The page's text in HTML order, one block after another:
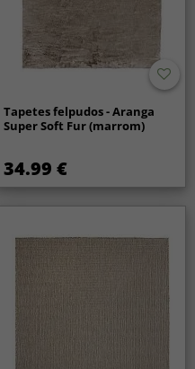
Tapetes felpudos - Aranga
Super Soft Fur (marrom)
34.99 €